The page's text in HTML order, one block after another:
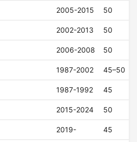
2005-2015 50
2002-2013 50
2006-2008 50
1987-2002 45–50
1987-1992 45
2015-2024 50
2019- 45